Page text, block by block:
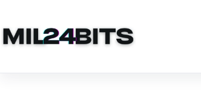
contenido